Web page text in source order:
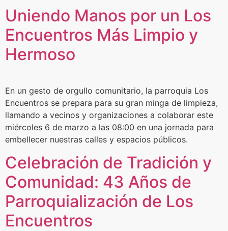
Uniendo Manos por un Los
Encuentros Más Limpio y
Hermoso
En un gesto de orgullo comunitario, la parroquia Los
Encuentros se prepara para su gran minga de limpieza,
llamando a vecinos y organizaciones a colaborar este
miércoles 6 de marzo a las 08:00 en una jornada para
embellecer nuestras calles y espacios públicos.
Celebración de Tradición y
Comunidad: 43 Años de
Parroquialización de Los
Encuentros